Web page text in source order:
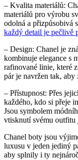
– Kvalita materiálů:
‌materiálů‍ pro výrobu
odolná a přizpůsobivá
každý detail je ‌pečlivě
– Design: Chanel je
kombinuje elegance s
rafinované linie, které
pár​ je navržen tak,
– Přístupnost: Přes
každého, kdo si přeje
Jsou symbolem
vtisknutí svému⁤ outfitu
Chanel⁣ boty jsou
luxusu v jeden jediný
⁢aby ⁣splnily i ty